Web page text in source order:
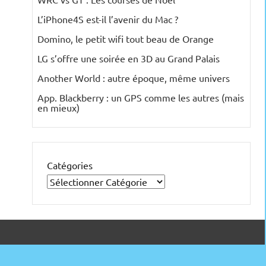
L’iPhone4S est-il l’avenir du Mac ?
Domino, le petit wifi tout beau de Orange
LG s’offre une soirée en 3D au Grand Palais
Another World : autre époque, même univers
App. Blackberry : un GPS comme les autres (mais
en mieux)
Catégories